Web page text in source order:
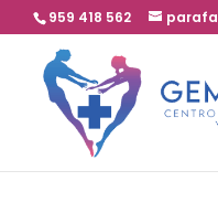
959 418 562